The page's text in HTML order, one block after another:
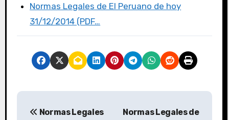
Normas Legales de El Peruano de hoy
31/12/2014 (PDF…
Normas Legales
Normas Legales de